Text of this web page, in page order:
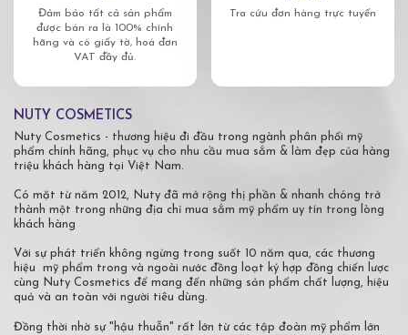
Đảm bảo tất cả sản phẩm
được bán ra là 100% chính
hãng và có giấy tờ, hoá đơn
VAT đầy đủ.
Tra cứu đơn hàng trực tuyến
NUTY COSMETICS
Nuty Cosmetics - thương hiệu đi đầu trong ngành phân phối mỹ
phẩm chính hãng, phục vụ cho nhu cầu mua sắm & làm đẹp của hàng
triệu khách hàng tại Việt Nam.
Có mặt từ năm 2012, Nuty đã mở rộng thị phần & nhanh chóng trở
thành một trong những địa chỉ mua sắm mỹ phẩm uy tín trong lòng
khách hàng
Với sự phát triển không ngừng trong suốt 10 năm qua, các thương
hiệu mỹ phẩm trong và ngoài nước đồng loạt ký hợp đồng chiến lược
cùng Nuty Cosmetics để mang đến những sản phẩm chất lượng, hiệu
quả và an toàn với người tiêu dùng.
Đồng thời nhờ sự "hậu thuẫn" rất lớn từ các tập đoàn mỹ phẩm lớn